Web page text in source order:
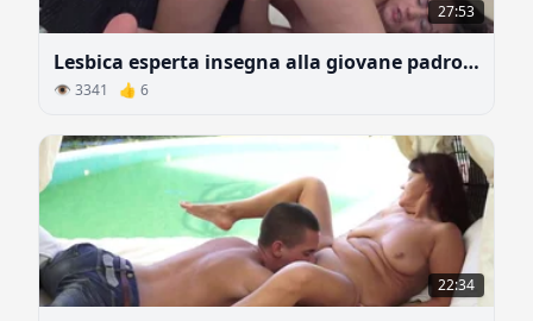
27:53
Lesbica esperta insegna alla giovane padrona a leccare il culo
👁 3341 👍 6
22:34